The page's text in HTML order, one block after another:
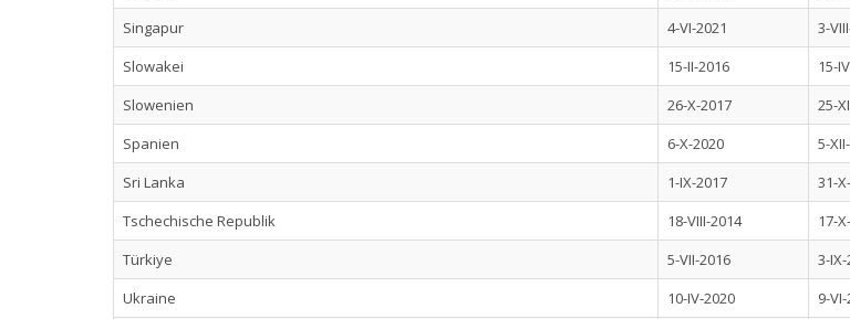
Singapur
4-VI-2021
3-
Slowakei
15-II-2016
15-
Slowenien
26-X-2017
25-
Spanien
6-X-2020
5-
Sri Lanka
1-IX-2017
31-
Tschechische Republik
18-VIII-2014
17-
Türkiye
5-VII-2016
3-
Ukraine
10-IV-2020
9-